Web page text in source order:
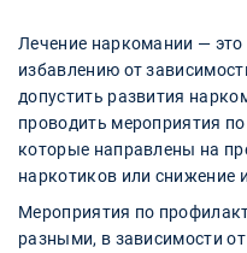
Лечение наркомании —
избавлению от
допустить развития
проводить мероприятия
которые направлены на
наркотиков или снижение
Мероприятия по
разными, в зависимости